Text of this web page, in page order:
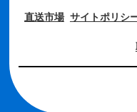
直送市場 サイトポリシ